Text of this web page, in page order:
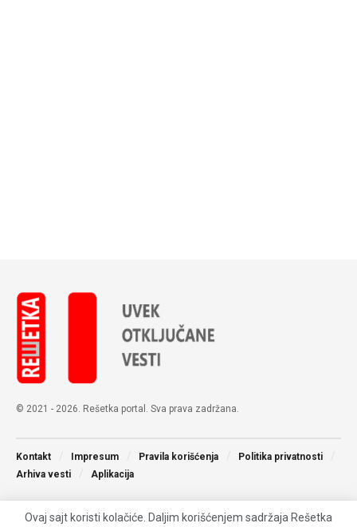
© 2021 - 2026. Rešetka portal. Sva prava zadržana.
Kontakt Impresum Pravila korišćenja
Politika privatnosti
Arhiva vesti
Aplikacija
Ovaj sajt koristi kolačiće. Daljim korišćenjem sadržaja Rešetka